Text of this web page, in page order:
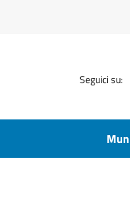
Seguici su: